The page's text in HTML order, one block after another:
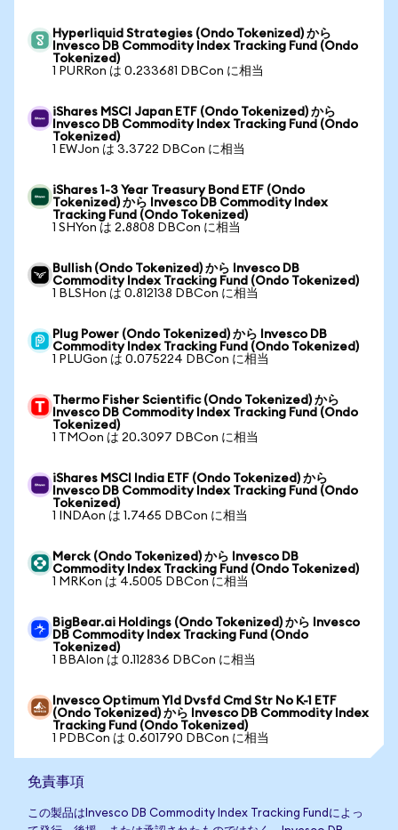
Hyperliquid Strategies (Ondo Tokenized) から
Invesco DB Commodity Index Tracking Fund (Ondo
Tokenized)
1 PURRon は 0.233681 DBCon に相当
iShares MSCI Japan ETF (Ondo Tokenized) から
Invesco DB Commodity Index Tracking Fund (Ondo
Tokenized)
1 EWJon は 3.3722 DBCon に相当
iShares 1-3 Year Treasury Bond ETF (Ondo
Tokenized) から Invesco DB Commodity Index
Tracking Fund (Ondo Tokenized)
1 SHYon は 2.8808 DBCon に相当
Bullish (Ondo Tokenized) から Invesco DB
Commodity Index Tracking Fund (Ondo Tokenized)
1 BLSHon は 0.812138 DBCon に相当
Plug Power (Ondo Tokenized) から Invesco DB
Commodity Index Tracking Fund (Ondo Tokenized)
1 PLUGon は 0.075224 DBCon に相当
Thermo Fisher Scientific (Ondo Tokenized) から
Invesco DB Commodity Index Tracking Fund (Ondo
Tokenized)
1 TMOon は 20.3097 DBCon に相当
iShares MSCI India ETF (Ondo Tokenized) から
Invesco DB Commodity Index Tracking Fund (Ondo
Tokenized)
1 INDAon は 1.7465 DBCon に相当
Merck (Ondo Tokenized) から Invesco DB
Commodity Index Tracking Fund (Ondo Tokenized)
1 MRKon は 4.5005 DBCon に相当
BigBear.ai Holdings (Ondo Tokenized) から Invesco
DB Commodity Index Tracking Fund (Ondo
Tokenized)
1 BBAIon は 0.112836 DBCon に相当
Invesco Optimum Yld Dvsfd Cmd Str No K-1 ETF
(Ondo Tokenized) から Invesco DB Commodity Index
Tracking Fund (Ondo Tokenized)
1 PDBCon は 0.601790 DBCon に相当
免責事項
この製品はInvesco DB Commodity Index Tracking Fundによっ